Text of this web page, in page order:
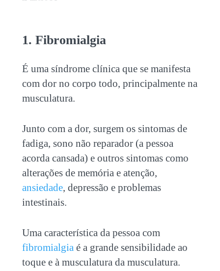
1. Fibromialgia
É uma síndrome clínica que se manifesta
com dor no corpo todo, principalmente na
musculatura.
Junto com a dor, surgem os sintomas de
fadiga, sono não reparador (a pessoa
acorda cansada) e outros sintomas como
alterações de memória e atenção,
ansiedade, depressão e problemas
intestinais.
Uma característica da pessoa com
fibromialgiaé a grande sensibilidade ao
toque e à musculatura da musculatura.